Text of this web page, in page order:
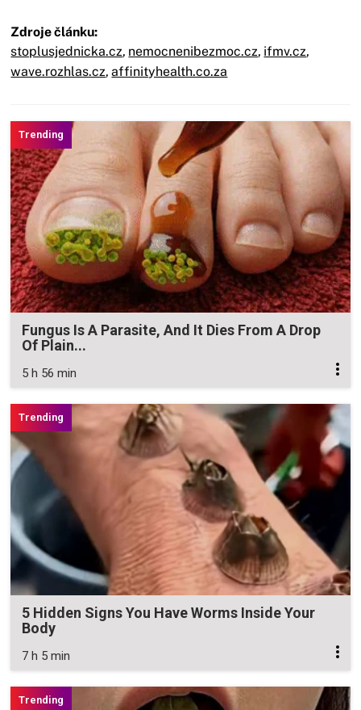
Zdroje článku:
stoplusjednicka.cz, nemocnenibezmoc.cz, ifmv.cz,
wave.rozhlas.cz, affinityhealth.co.za
Fungus Is A Parasite, And It Dies From A Drop
Of Plain...
5 h 56 min
5 Hidden Signs You Have Worms Inside Your
Body
7 h 5 min